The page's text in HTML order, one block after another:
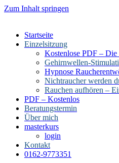
Zum Inhalt springen
Startseite
Einzelsitzung
Kostenlose PDF – Die
Gehirnwellen-
Hypnose
Nichtraucher werden
Rauchen aufhören –
PDF – Kostenlos
Beratungstermin
Über mich
masterkurs
login
Kontakt
0162-9773351